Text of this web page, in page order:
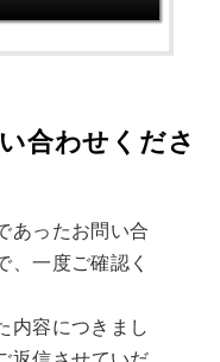
合わせくださ
あったお問い合
、一度ご確認く
内容につきまし